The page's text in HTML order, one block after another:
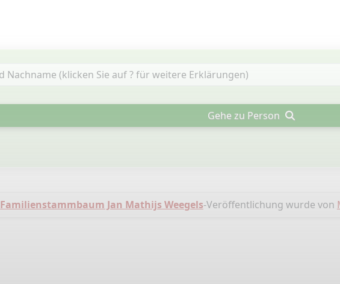
Gehe zu Person
Familienstammbaum Jan Mathijs Weegels-Veröffentlichung wurde von